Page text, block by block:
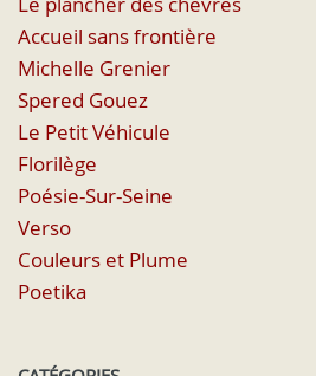
Accueil sans frontière
Michelle Grenier
Spered Gouez
Le Petit Véhicule
Florilège
Poésie-Sur-Seine
Verso
Couleurs et Plume
Poetika